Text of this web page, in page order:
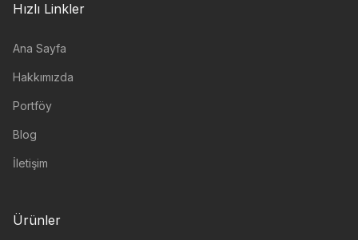
Hızlı Linkler
Ana Sayfa
Hakkımızda
Portföy
Blog
İletişim
Ürünler